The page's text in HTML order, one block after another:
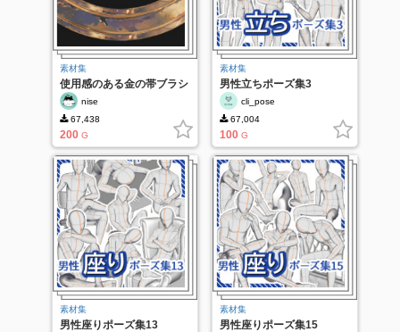
素材集
使用感のある金の帯ブラシ
nise
67,438
200 G
素材集
男性立ちポーズ集3
cli_pose
67,004
100 G
素材集
男性座りポーズ集13
素材集
男性座りポーズ集15